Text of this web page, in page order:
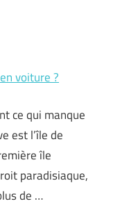
voiture ?
ce qui manque
est l’île de
île
paradisiaque,
de …